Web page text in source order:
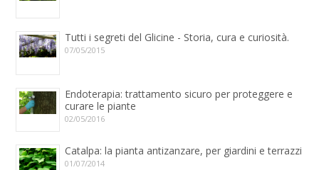
Tutti i segreti del Glicine - Storia, cura e curiosità.
07/05/2015
Endoterapia: trattamento sicuro per proteggere e
curare le piante
02/05/2016
Catalpa: la pianta antizanzare, per giardini e terrazzi
01/07/2014